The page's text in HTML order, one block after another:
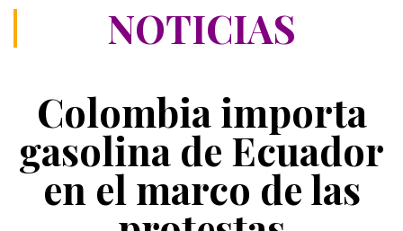
NOTICIAS
Colombia importa
gasolina de Ecuador
en el marco de las